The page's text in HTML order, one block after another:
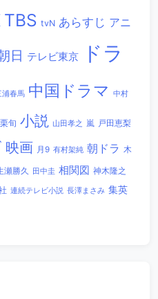
TBS tvN あらすじ アニ
日 テレビ東京
ドラ
浦春馬 中国ドラマ 中村
旬 小説 山田孝之 嵐 戸田恵梨
映画 月9 有村架純 朝ドラ 木
瀬勝久 田中圭 相関図 神木隆之
連続テレビ小説 長澤まさみ 集英